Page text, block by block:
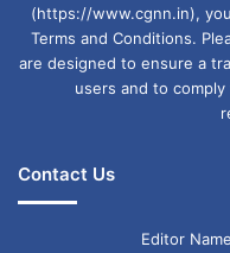
(https://www.cgnn.in),
Terms and Conditions.
are designed to ensure a
users and to
Contact Us
Editor